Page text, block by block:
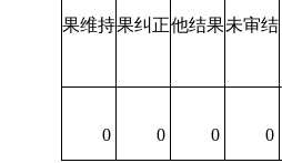
果维持果纠正他结果未审结
0 0 0 0